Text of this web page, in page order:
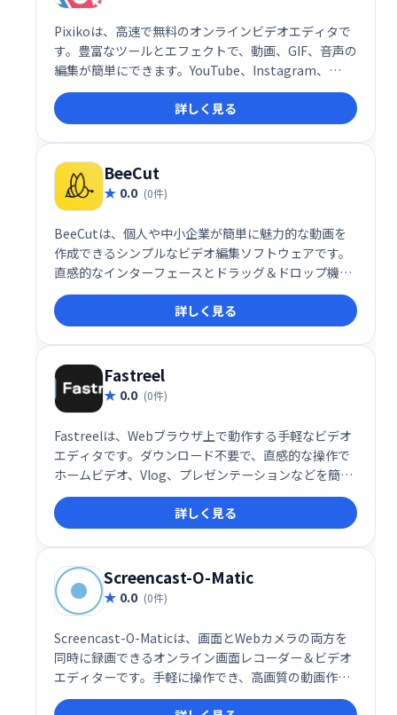
Pixikoは、高速で無料のオンラインビデオエディタで
す。豊富なツールとエフェクトで、動画、GIF、音声の
編集が簡単にできます。YouTube、Instagram、
Facebook、TikTok、Twitterなど、様々なプラット
フォームやウェブサイト、広告などに最適な動画を作
成可能です。オールインワンで、手軽に高品質な動画
編集を実現します。
詳しく見る
BeeCut
0.0 (0件)
BeeCutは、個人や中小企業が簡単に魅力的な動画を
作成できるシンプルなビデオ編集ソフトウェアです。
直感的なインターフェースとドラッグ＆ドロップ機能
で、初心者でも6:9、4:3など様々なアスペクト比の動
画編集が可能です。カット、削除、マージなどの機能
も備え、数クリックで高品質な動画制作を実現しま
す。
詳しく見る
Fastreel
0.0 (0件)
Fastreelは、Webブラウザ上で動作する手軽なビデオ
エディタです。ダウンロード不要で、直感的な操作で
ホームビデオ、Vlog、プレゼンテーションなどを簡単
に作成できます。学校や職場での利用に最適なツール
として、素早く高品質な動画編集を実現します。複雑
な操作は不要で、初心者でも簡単に利用可能です。
詳しく見る
Screencast-O-Matic
0.0 (0件)
Screencast-O-Maticは、画面とWebカメラの両方を
同時に録画できるオンライン画面レコーダー＆ビデオ
エディターです。手軽に操作でき、高画質の動画作成
をサポート。オンライン学習、プレゼンテーション、